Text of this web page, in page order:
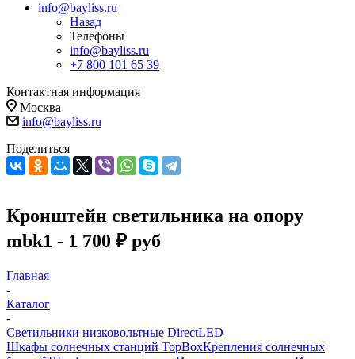
info@bayliss.ru
Назад
Телефоны
info@bayliss.ru
+7 800 101 65 39
Контактная информация
Москва
info@bayliss.ru
Поделиться
Кронштейн светильника на опору
mbk1 - 1 700 ₽ руб
Главная
-
Каталог
-
Светильники низковольтные DirectLED
Шкафы солнечных станций TopBoxКрепления солнечных